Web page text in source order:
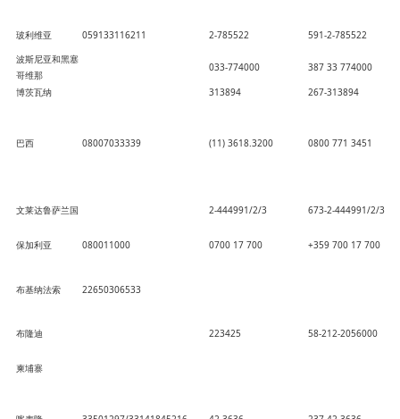
玻利维亚 059133116211 2-785522 591-2-785522
波斯尼亚和黑塞
哥维那
033-774000 387 33 774000
博茨瓦纳
313894 267-313894
巴西 08007033339 (11) 3618.3200 0800 771 3451
文莱达鲁萨兰国 2-444991/2/3 673-2-444991/2/3
保加利亚 080011000 0700 17 700 +359 700 17 700
布基纳法索 22650306533
布隆迪 223425 58-212-2056000
柬埔寨